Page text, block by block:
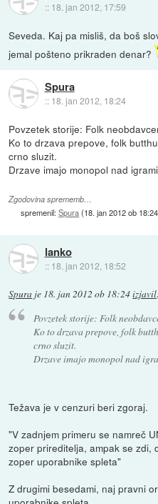
:: 18. jan 2012, 17:59
Seveda. Kaj pa misliš, da boš
jemal pošteno prikraden denar?
Spura
:: 18. jan 2012, 18:24
Povzetek storije: Folk
Ko to drzava prepove, folk
crno sluzit.
Drzave imajo monopol nad
Zgodovina sprememb…
spremenil:Spura(18. jan 2012 ob 18:24
lanko
:: 18. jan 2012, 18:52
Spura je 18. jan 2012 ob 18:24izjavil
Povzetek storije: Folk
Ko to drzava prepove, folk
crno sluzit.
Drzave imajo monopol nad
Težava je v cenzuri beri zgoraj.
"V zadnjem primeru se namreč
zoper prireditelja, ampak se zdi,
zoper uporabnike spleta"
Z drugimi besedami, naj pravni